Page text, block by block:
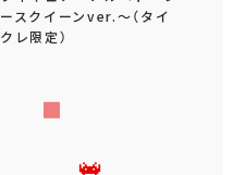
ースクイーンver.～（タイ
クレ限定）